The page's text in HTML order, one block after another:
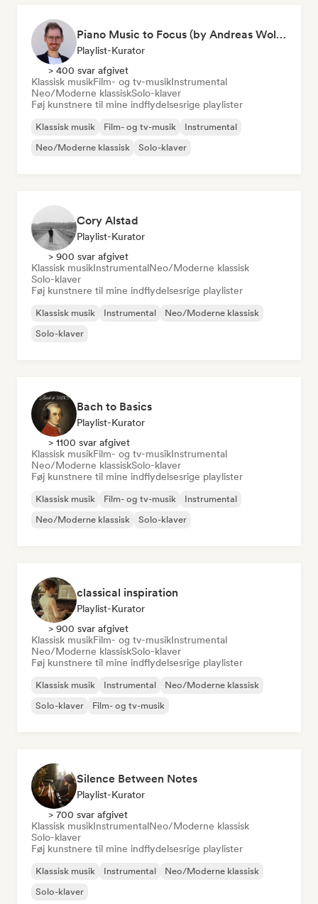
Piano Music to Focus (by Andreas Wolff)
Playlist-Kurator
> 400 svar afgivet
Klassisk musikFilm- og tv-musikInstrumental
Neo/Moderne klassiskSolo-klaver
Føj kunstnere til mine indflydelsesrige playlister
Klassisk musik Film- og tv-musik
Instrumental
Neo/Moderne klassisk
Solo-klaver
Cory Alstad
Playlist-Kurator
> 900 svar afgivet
Klassisk musikInstrumentalNeo/Moderne klassisk
Solo-klaver
Føj kunstnere til mine indflydelsesrige playlister
Klassisk musik Instrumental
Neo/Moderne klassisk
Solo-klaver
Bach to Basics
Playlist-Kurator
> 1100 svar afgivet
Klassisk musikFilm- og tv-musikInstrumental
Neo/Moderne klassiskSolo-klaver
Føj kunstnere til mine indflydelsesrige playlister
Klassisk musik Film- og tv-musik
Instrumental
Neo/Moderne klassisk
Solo-klaver
classical inspiration
Playlist-Kurator
> 900 svar afgivet
Klassisk musikFilm- og tv-musikInstrumental
Neo/Moderne klassiskSolo-klaver
Føj kunstnere til mine indflydelsesrige playlister
Klassisk musik Instrumental
Neo/Moderne klassisk
Solo-klaver
Film- og tv-musik
Silence Between Notes
Playlist-Kurator
> 700 svar afgivet
Klassisk musikInstrumentalNeo/Moderne klassisk
Solo-klaver
Føj kunstnere til mine indflydelsesrige playlister
Klassisk musik Instrumental
Neo/Moderne klassisk
Solo-klaver